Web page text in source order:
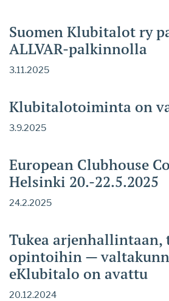
Suomen Klubitalot ry
ALLVAR-palkinnolla
3.11.2025
Klubitalotoiminta on
3.9.2025
European Clubhouse
Helsinki 20.-22.5.2025
24.2.2025
Tukea arjenhallintaan,
opintoihin —
eKlubitalo on avattu
20.12.2024